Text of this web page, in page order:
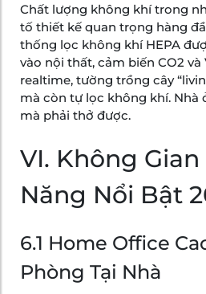
Chất lượng không khí trong
tố thiết kế quan trọng hàng
thống lọc không khí HEPA
vào nội thất, cảm biến CO2 và
realtime, tường trồng cây
mà còn tự lọc không khí. Nhà
mà phải thở được.
VI. Không Gian
Năng Nổi Bật
6.1 Home Office
Phòng Tại Nhà